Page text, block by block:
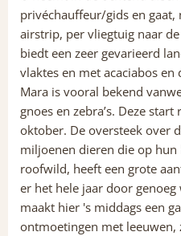
privéchauffeur/gids en gaat,
airstrip, per vliegtuig naar
biedt een zeer gevarieerd
vlaktes en met acaciabos en
Mara is vooral bekend
gnoes en zebra’s. Deze
oktober. De oversteek over
miljoenen dieren die op
roofwild, heeft een grote
er het hele jaar door
maakt hier 's middags een
ontmoetingen met leeuwen,